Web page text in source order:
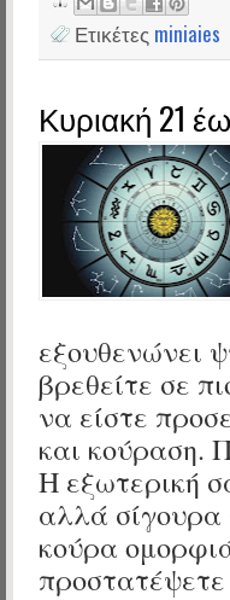
Ετικέτες miniaies
Κυριακή 21
εξουθενώνει
βρεθείτε σε
να είστε
και κούραση.
Η εξωτερική
αλλά σίγουρα
κούρα